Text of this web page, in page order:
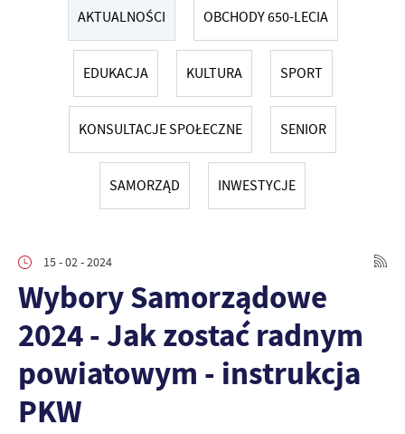
AKTUALNOŚCI OBCHODY 650-LECIA
EDUKACJA KULTURA SPORT
KONSULTACJE SPOŁECZNE SENIOR
SAMORZĄD INWESTYCJE
15 - 02 - 2024
Wybory Samorządowe
2024 - Jak zostać radnym
powiatowym - instrukcja
PKW